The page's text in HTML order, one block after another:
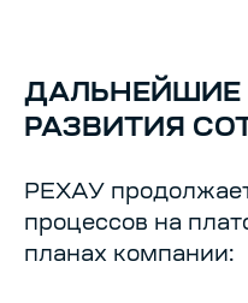
ДАЛЬНЕЙШИЕ
РАЗВИТИЯ
РЕХАУ
процессов на
планах компании: